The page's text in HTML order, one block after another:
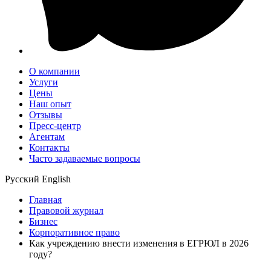
О компании
Услуги
Цены
Наш опыт
Отзывы
Пресс-центр
Агентам
Контакты
Часто задаваемые вопросы
Русский English
Главная
Правовой журнал
Бизнес
Корпоративное право
Как учреждению внести изменения в ЕГРЮЛ в 2026
году?